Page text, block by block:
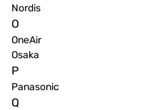
Nordis
O
OneAir
Osaka
P
Panasonic
Q